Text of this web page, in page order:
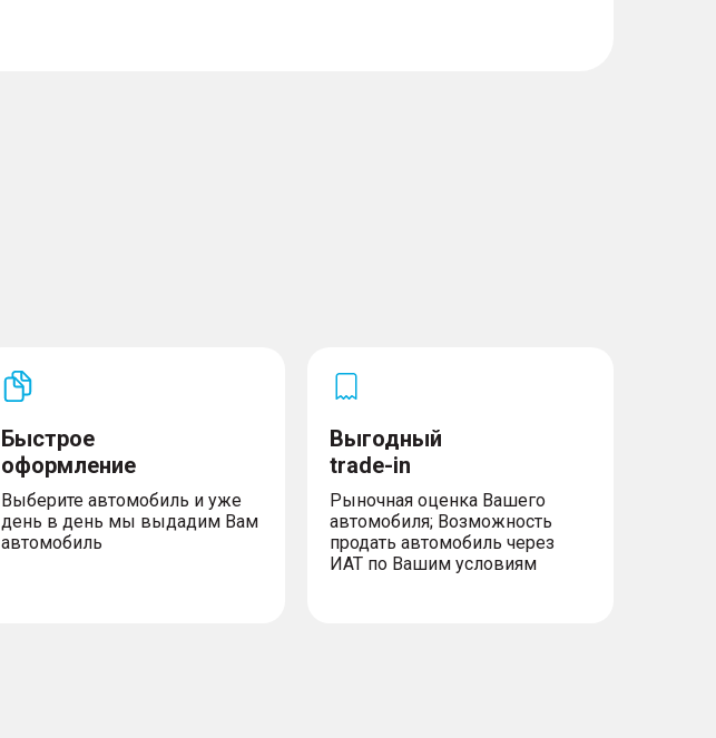
Быстрое
оформление
Выберите автомобиль и уже
день в день мы выдадим Вам
автомобиль
Выгодный
trade-in
Рыночная оценка Вашего
автомобиля; Возможность
продать автомобиль через
ИАТ по Вашим условиям